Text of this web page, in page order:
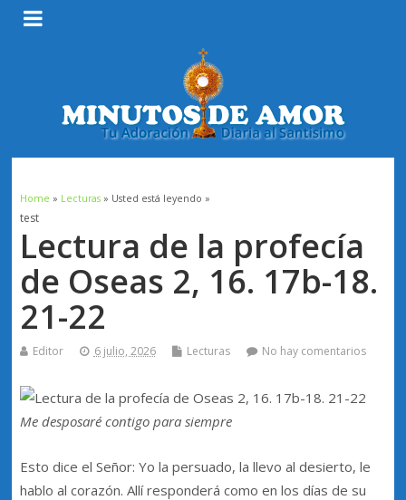
Home » Lecturas» Usted está leyendo »
test
Lectura de la profecía
de Oseas 2, 16. 17b-18.
21-22
Editor 6 julio, 2026 Lecturas No hay comentarios
Me desposaré contigo para siempre
Esto dice el Señor: Yo la persuado, la llevo al desierto, le
hablo al corazón. Allí responderá como en los días de su